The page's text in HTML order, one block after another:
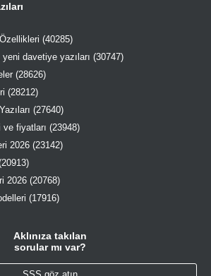
(40285)
davetiye yazıları (30747)
(28626)
(28212)
(27640)
fiyatları (23948)
2026 (23142)
2026 (20768)
(17916)
Aklınıza takılan
sorular mı var?